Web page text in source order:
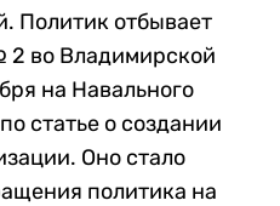
Политик отбывает
2 во Владимирской
на Навального
статье о создании
Оно стало
политика на